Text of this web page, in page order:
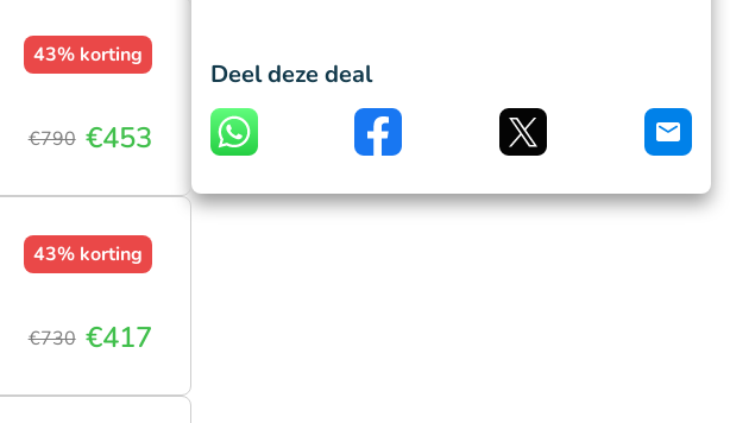
43% korting
€790 €453
43% korting
€730 €417
Deel deze deal